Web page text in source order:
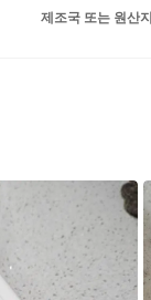
제조국 또는 원산지